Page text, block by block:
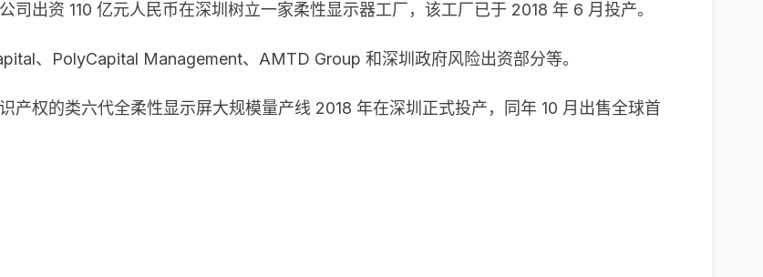
出资 110 亿元人民币在深圳树立一家柔性显示器工厂，该工厂已于 2018 年 6 月投产。
、PolyCapital Management、AMTD Group 和深圳政府风险出资部分等。
产权的类六代全柔性显示屏大规模量产线 2018 年在深圳正式投产，同年 10 月出售全球首